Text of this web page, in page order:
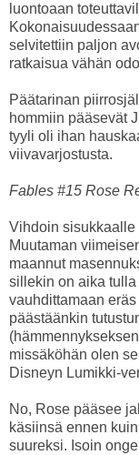
luontoaan
selvitettiin paljon
ratkaisua vähän
Päätarinan
hommiin pääsevät
tyyli oli ihan
viivavarjostusta.
Fables #15 Rose
Vihdoin sisukkaalle
Muutaman
maannut
sillekin on aika
vauhdittamaan
päästäänkin
missäköhän olen
Disneyn Lumikki-
No, Rose pääsee
käsiinsä ennen
suureksi. Isoin